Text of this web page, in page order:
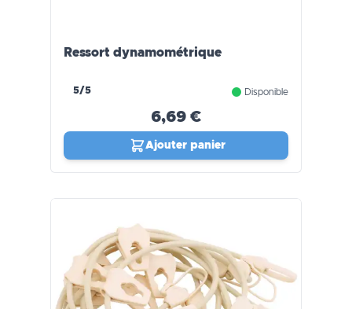
Ressort dynamométrique
5/5 Disponible
6,69 €
Ajouter panier